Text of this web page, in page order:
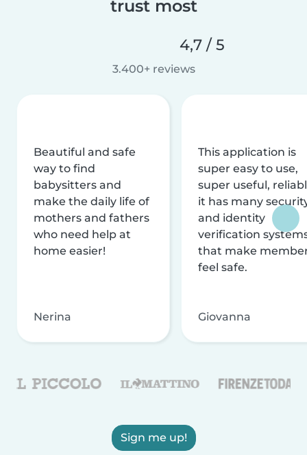
trust most
4,7 / 5
3.400+ reviews
Beautiful and safe
way to find
babysitters and
make the daily life of
mothers and fathers
who need help at
home easier!
Nerina
This application is
super easy to use,
super useful,
it has many
and identity
verification
that make
feel safe.
Giovanna
Sign me up!